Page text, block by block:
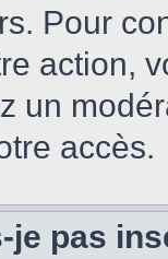
Pour
action,
un
accès.
je pas